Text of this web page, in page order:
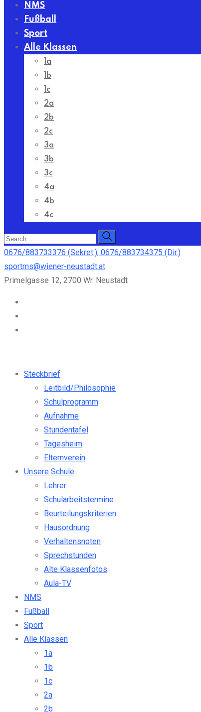
NMS
Fußball
Sport
Alle Klassen
1a
1b
1c
2a
2b
2c
3a
3b
3c
4a
4b
4c
0676/883733376 (Sekret.); 0676/883734375 (Dir.)
sportms@wiener-neustadt.at
Primelgasse 12, 2700 Wr. Neustadt
Steckbrief
Leitbild/Philosophie
Schulprogramm
Aufnahme
Stundentafel
Tagesheim
Elternverein
Unsere Schule
Lehrer
Schularbeitstermine
Beurteilungskriterien
Hausordnung
Verhaltensnoten
Sprechstunden
Alte Klassenfotos
Aula-TV
NMS
Fußball
Sport
Alle Klassen
1a
1b
1c
2a
2b